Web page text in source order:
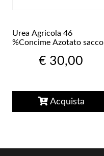
Urea Agricola 46
%Concime Azotato sacco
€ 30,00
Acquista